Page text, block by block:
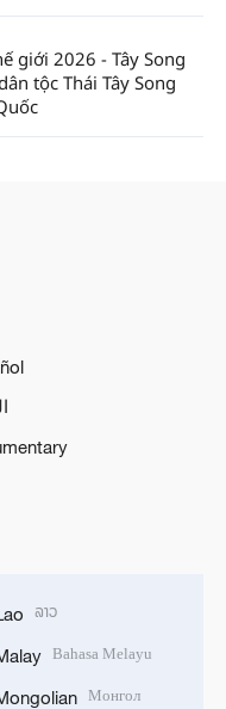
giới 2026 - Tây Song
tộc Thái Tây Song
ລາວ
Bahasa Melayu
Монгол